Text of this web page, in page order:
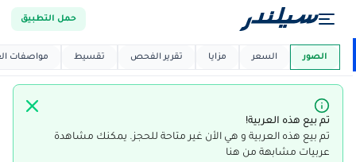
حمل التطبيق
العربية دي ماركت
تم بيع هذه العربية!
تم بيع هذه العربية و هي الأن غير متاحة للحجز. يمكنك مشاهدة
عربيات مشابهة من هنا
الصور السعر مزايا تقرير الفحص تقسيط مواصفات